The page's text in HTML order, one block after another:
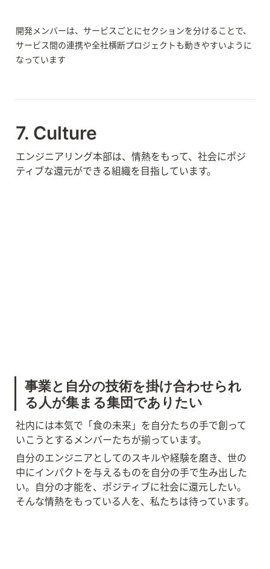
開発メンバーは、サービスごとにセクションを分けることで、
サービス間の連携や全社横断プロジェクトも動きやすいように
なっています
7. Culture
エンジニアリング本部は、情熱をもって、社会にポジ
ティブな還元ができる組織を目指しています。
事業と自分の技術を掛け合わせられ
る人が集まる集団でありたい
社内には本気で「食の未来」を自分たちの手で創って
いこうとするメンバーたちが揃っています。
自分のエンジニアとしてのスキルや経験を磨き、世の
中にインパクトを与えるものを自分の手で生み出した
い。自分の才能を、ポジティブに社会に還元したい。
そんな情熱をもっている人を、私たちは待っています。